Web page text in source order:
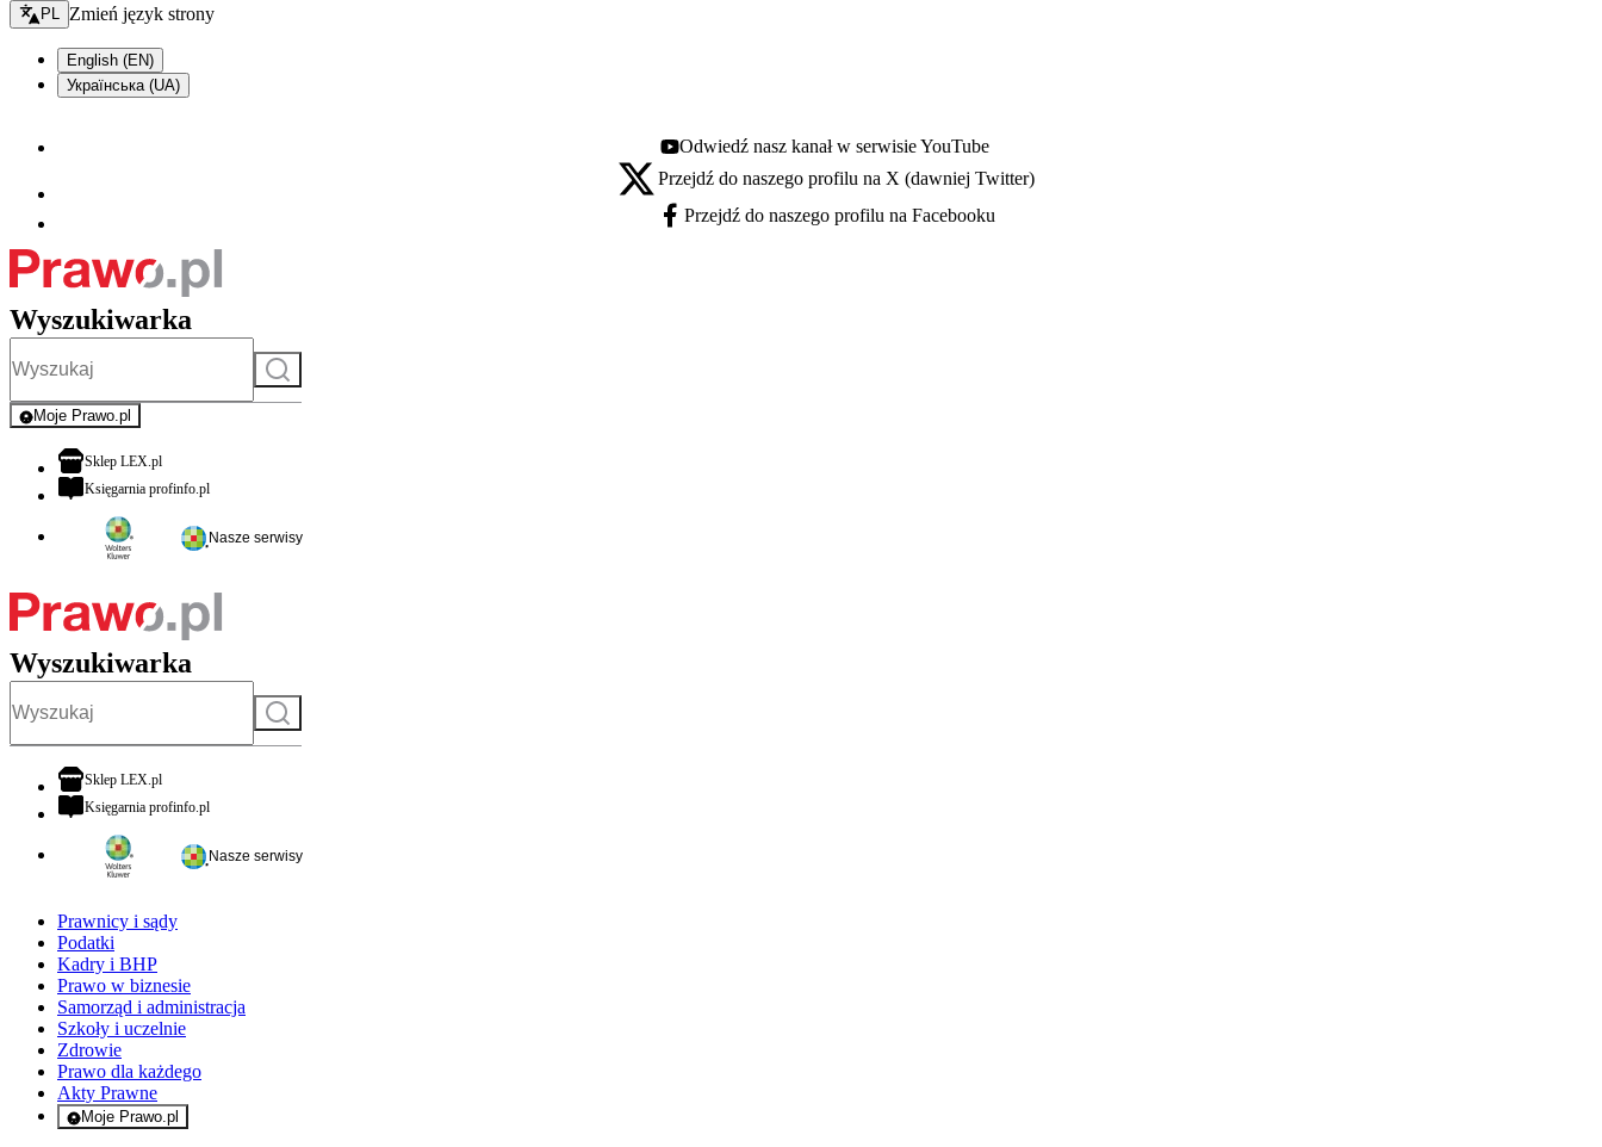
Zmień język - bieżący:
PL Zmień język strony
English (EN)
Українська (UA)
Youtube - otwiera się w nowej karcie
Odwiedź nasz kanał w serwisie YouTube
X - otwiera się w nowej karcie
Przejdź do naszego profilu na X (dawniej Twitter)
Facebook - otwiera się w nowej karcie
Przejdź do naszego profilu na Facebooku
Wyszukiwarka
Szukaj
Moje Prawo.pl
- rejestracja i logowanie do serwisu
Sklep LEX.plotwiera się w nowej karcie
Księgarnia profinfo.plotwiera się w nowej karcie
Nasze serwisy
Wyszukiwarka
Szukaj
Sklep LEX.plotwiera się w nowej karcie
Księgarnia profinfo.plotwiera się w nowej karcie
Nasze serwisy
Prawnicy i sądy
Podatki
Kadry i BHP
Prawo w biznesie
Samorząd i administracja
Szkoły i uczelnie
Zdrowie
Prawo dla każdego
Akty Prawne
Moje Prawo.pl
- rejestracja i logowanie do serwisu